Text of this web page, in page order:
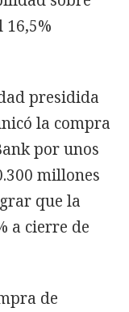
16,5%
presidida
la compra
por unos
millones
que la
a cierre de
de